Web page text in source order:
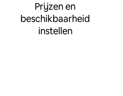
Prijzen en
beschikbaarheid
instellen